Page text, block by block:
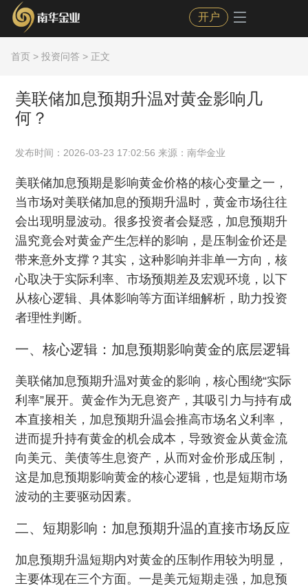
开户
首页 > 投资问答 > 正文
美联储加息预期升温对黄金影响几
何？
发布时间：2026-03-23 17:02:56 来源：南华金业
美联储加息预期是影响黄金价格的核心变量之一，
当市场对美联储加息的预期升温时，黄金市场往往
会出现明显波动。很多投资者会疑惑，加息预期升
温究竟会对黄金产生怎样的影响，是压制金价还是
带来意外支撑？其实，这种影响并非单一方向，核
心取决于实际利率、市场预期差及宏观环境，以下
从核心逻辑、具体影响等方面详细解析，助力投资
者理性判断。
一、核心逻辑：加息预期影响黄金的底层逻辑
美联储加息预期升温对黄金的影响，核心围绕“实际
利率”展开。黄金作为无息资产，其吸引力与持有成
本直接相关，加息预期升温会推高市场名义利率，
进而提升持有黄金的机会成本，导致资金从黄金流
向美元、美债等生息资产，从而对金价形成压制，
这是加息预期影响黄金的核心逻辑，也是短期市场
波动的主要驱动因素。
二、短期影响：加息预期升温的直接市场反应
加息预期升温短期内对黄金的压制作用较为明显，
主要体现在三个方面。一是美元短期走强，加息预